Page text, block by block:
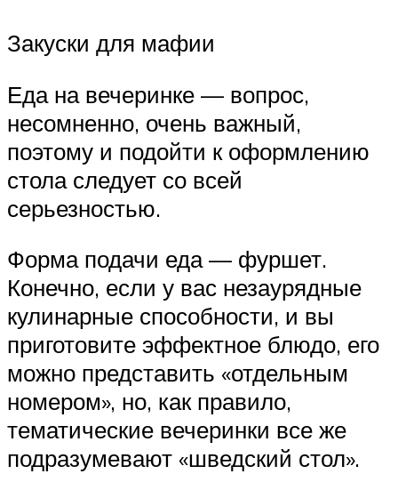
Закуски для мафии
Еда на вечеринке — вопрос,
несомненно, очень важный,
поэтому и подойти к оформлению
стола следует со всей
серьезностью.
Форма подачи еда — фуршет.
Конечно, если у вас незаурядные
кулинарные способности, и вы
приготовите эффектное блюдо, его
можно представить «отдельным
номером», но, как правило,
тематические вечеринки все же
подразумевают «шведский стол».